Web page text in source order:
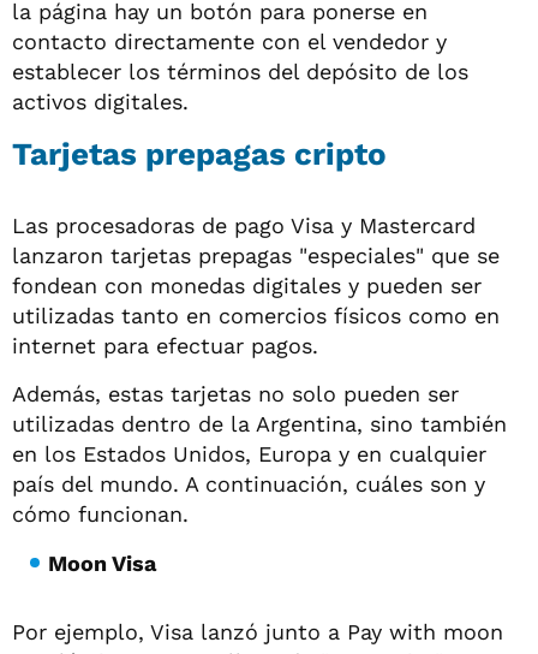
la página hay un botón para ponerse en
contacto directamente con el vendedor y
establecer los términos del depósito de los
activos digitales.
Tarjetas prepagas cripto
Las procesadoras de pago Visa y Mastercard
lanzaron tarjetas prepagas "especiales" que se
fondean con monedas digitales y pueden ser
utilizadas tanto en comercios físicos como en
internet para efectuar pagos.
Además, estas tarjetas no solo pueden ser
utilizadas dentro de la Argentina, sino también
en los Estados Unidos, Europa y en cualquier
país del mundo. A continuación, cuáles son y
cómo funcionan.
Moon Visa
Por ejemplo, Visa lanzó junto a Pay with moon